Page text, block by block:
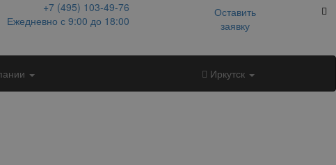
+7 (495) 103-49-76
Ежедневно с 9:00 до 18:00
Оставить
заявку
Иркутск